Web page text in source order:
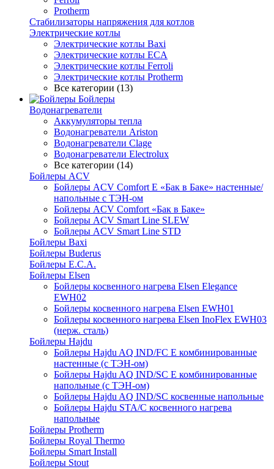
Protherm
Стабилизаторы напряжения для котлов
Электрические котлы
Электрические котлы Baxi
Электрические котлы ECA
Электрические котлы Ferroli
Электрические котлы Protherm
Все категории (13)
Бойлеры
Водонагреватели
Аккумуляторы тепла
Водонагреватели Ariston
Водонагреватели Clage
Водонагреватели Electrolux
Все категории (14)
Бойлеры ACV
Бойлеры ACV Comfort E «Бак в Баке» настенные/
напольные c ТЭН-ом
Бойлеры ACV Comfort «Бак в Баке»
Бойлеры ACV Smart Line SLEW
Бойлеры ACV Smart Line STD
Бойлеры Baxi
Бойлеры Buderus
Бойлеры E.C.A.
Бойлеры Elsen
Бойлеры косвенного нагрева Elsen Elegance
EWH02
Бойлеры косвенного нагрева Elsen EWH01
Бойлеры косвенного нагрева Elsen InoFlex EWH03
(нерж. сталь)
Бойлеры Hajdu
Бойлеры Hajdu AQ IND/FC E комбинированные
настенные (с ТЭН-ом)
Бойлеры Hajdu AQ IND/SC E комбинированные
напольные (с ТЭН-ом)
Бойлеры Hajdu AQ IND/SC косвенные напольные
Бойлеры Hajdu STA/C косвенного нагрева
напольные
Бойлеры Protherm
Бойлеры Royal Thermo
Бойлеры Smart Install
Бойлеры Stout